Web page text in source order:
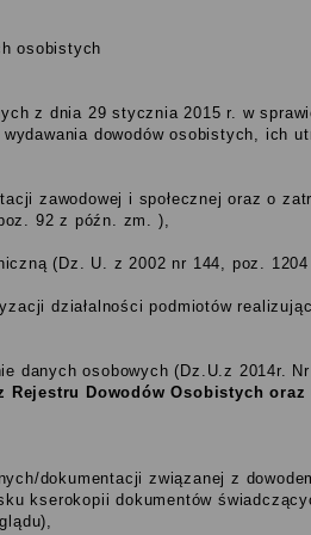
osobistych
z dnia 29 stycznia 2015 r. w
dowodów osobistych, ich
zawodowej i społecznej oraz o
92 z późn. zm. ),
(Dz. U. z 2002 nr 144, poz.
działalności podmiotów
danych osobowych (Dz.U.z 2014r.
Dowodów Osobistych
dokumentacji związanej z
kserokopii dokumentów